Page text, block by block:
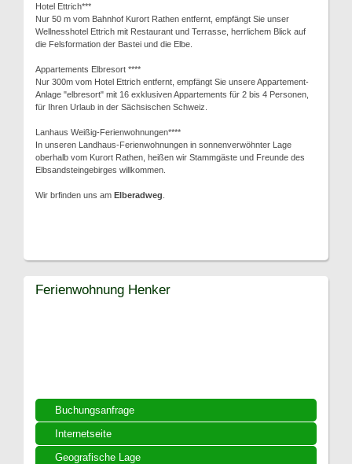
Hotel Ettrich***
Nur 50 m vom Bahnhof Kurort Rathen entfernt, empfängt Sie unser
Wellnesshotel Ettrich mit Restaurant und Terrasse, herrlichem Blick auf
die Felsformation der Bastei und die Elbe.
Appartements Elbresort ****
Nur 300m vom Hotel Ettrich entfernt, empfängt Sie unsere Appartement-
Anlage "elbresort" mit 16 exklusiven Appartements für 2 bis 4 Personen,
für Ihren Urlaub in der Sächsischen Schweiz.
Lanhaus Weißig-Ferienwohnungen****
In unseren Landhaus-Ferienwohnungen in sonnenverwöhnter Lage
oberhalb vom Kurort Rathen, heißen wir Stammgäste und Freunde des
Elbsandsteingebirges willkommen.
Wir brfinden uns am Elberadweg
Buchungsanfrage
Internetseite
Geografische Lage
Ferienwohnung Henker